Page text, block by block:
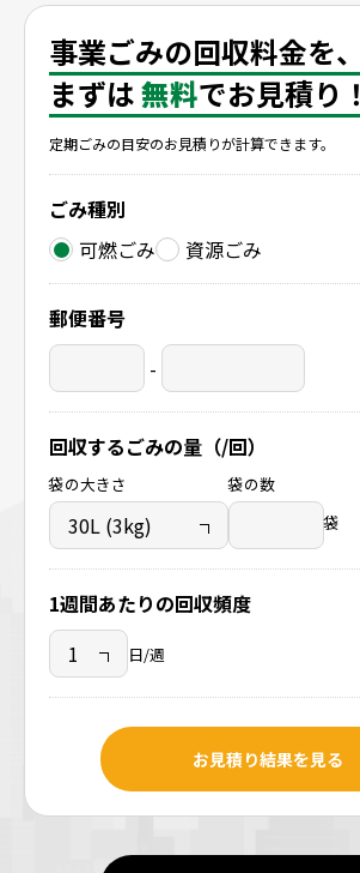
事業ごみの回収料金を、
まずは無料でお見積り！
定期ごみの目安のお見積りが計算できます。
ごみ種別
可燃ごみ
資源ごみ
郵便番号
-
回収するごみの量（/回）
袋の大きさ
袋の数
袋
1週間あたりの回収頻度
日/週
お見積り結果を見る